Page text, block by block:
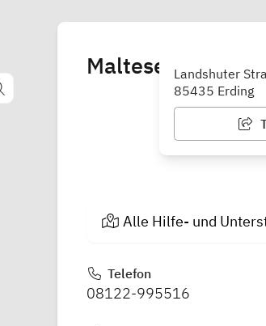
Malteser Landshuter
85435 Erding
Alle Hilfe- und
Telefon
08122-995516